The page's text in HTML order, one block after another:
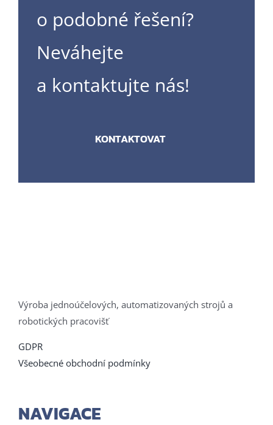
o podobné řešení?
Neváhejte
a kontaktujte nás!
KONTAKTOVAT
Výroba jednoúčelových, automatizovaných strojů a
robotických pracovišť
GDPR
Všeobecné obchodní podmínky
NAVIGACE